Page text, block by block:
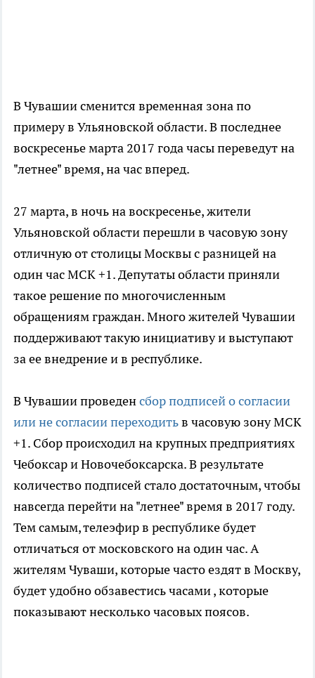
В Чувашии сменится временная зона по
примеру в Ульяновской области. В последнее
воскресенье марта 2017 года часы переведут на
"летнее" время, на час вперед.
27 марта, в ночь на воскресенье, жители
Ульяновской области перешли в часовую зону
отличную от столицы Москвы с разницей на
один час МСК +1. Депутаты области приняли
такое решение по многочисленным
обращениям граждан. Много жителей Чувашии
поддерживают такую инициативу и выступают
за ее внедрение и в республике.
В Чувашии проведенсбор подписей о согласии
или не согласии переходитьв часовую зону МСК
+1. Сбор происходил на крупных предприятиях
Чебоксар и Новочебоксарска. В результате
количество подписей стало достаточным, чтобы
навсегда перейти на "летнее" время в 2017 году.
Тем самым, телеэфир в республике будет
отличаться от московского на один час. А
жителям Чуваши, которые часто ездят в Москву,
будет удобно обзавестись часами , которые
показывают несколько часовых поясов.